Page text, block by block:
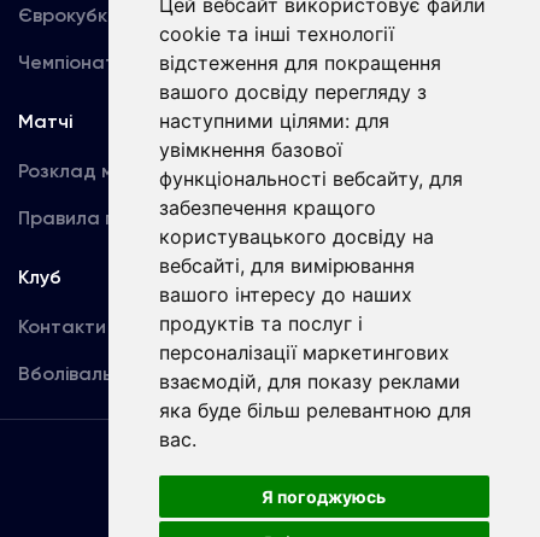
Цей вебсайт використовує файли
cookie та інші технології
відстеження для покращення
вашого досвіду перегляду з
наступними цілями: для
увімкнення базової
функціональності вебсайту, для
забезпечення кращого
користувацького досвіду на
вебсайті, для вимірювання
вашого інтересу до наших
продуктів та послуг і
персоналізації маркетингових
взаємодій, для показу реклами
яка буде більш релевантною для
вас.
Я погоджуюсь
Єврокубки
Чемпіонат України
Фотогалерея
Акредитація
Матчі
Розклад матчів
Правила поведінки
Команда
Перша команда
U19
Клуб
Контакти
Вболівальникам
Угода
користувача